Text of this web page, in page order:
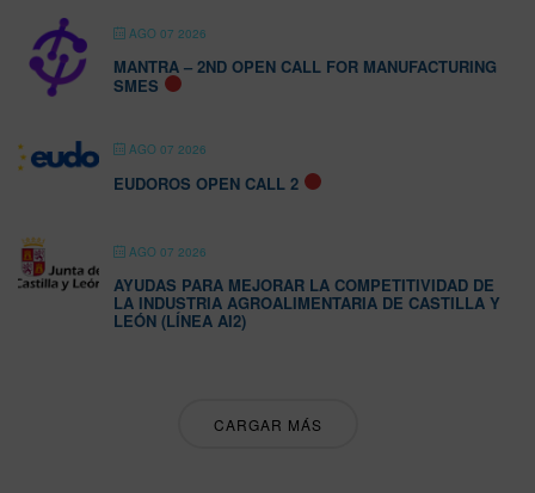
AGO 07 2026
MANTRA – 2ND OPEN CALL FOR MANUFACTURING
SMES
AGO 07 2026
EUDOROS OPEN CALL 2
AGO 07 2026
AYUDAS PARA MEJORAR LA COMPETITIVIDAD DE
LA INDUSTRIA AGROALIMENTARIA DE CASTILLA Y
LEÓN (LÍNEA AI2)
CARGAR MÁS